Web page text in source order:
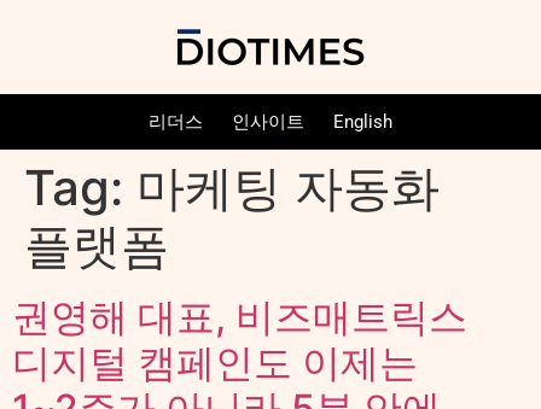
리더스 인사이트 English
Tag: 마케팅 자동화
플랫폼
권영해 대표, 비즈매트릭스
디지털 캠페인도 이제는